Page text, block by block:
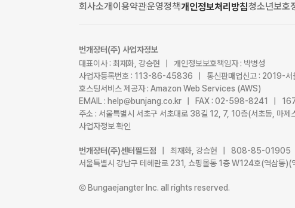
회사소개이용약관운영정책개인정보처리방침청소년보호
번개장터(주) 사업자정보
대표이사 : 최재화, 강승현 | 개인정보보호책임자 : 박병성
사업자등록번호 : 113-86-45836 | 통신판매업신고 : 2019-서
호스팅서비스 제공자 : Amazon Web Services (AWS)
EMAIL : help@bunjang.co.kr | FAX : 02-598-8241 |
주소 : 서울특별시 서초구 서초대로 38길 12, 7, 10층(서초동, 마제
사업자정보 확인
번개장터(주)센터필드점
| 최재화, 강승현 | 808-85-01905
서울특별시 강남구 테헤란로 231, 쇼핑몰동 1층 W124호(역삼동)(
Ⓒ Bungaejangter Inc. all rights reserved.